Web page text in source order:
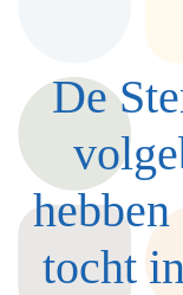
De
tocht